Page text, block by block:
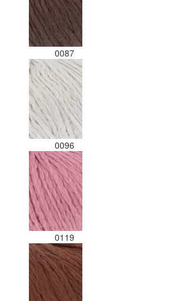
0087
0096
0119